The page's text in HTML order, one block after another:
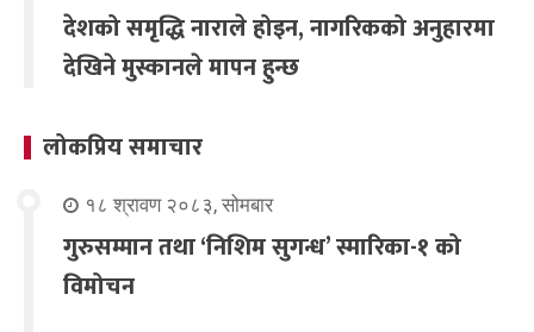
देशको समृद्धि नाराले होइन, नागरिकको अनुहारमा
देखिने मुस्कानले मापन हुन्छ
लोकप्रिय समाचार
१८ श्रावण २०८३, सोमबार
गुरुसम्मान तथा ‘निशिम सुगन्ध’ स्मारिका-१ को
विमोचन